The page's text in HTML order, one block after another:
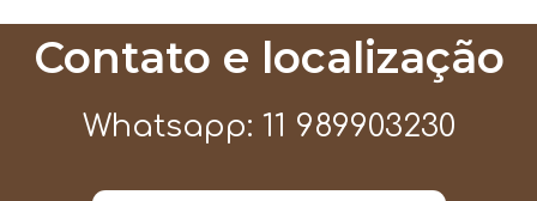
Contato e localização
Whatsapp: 11 989903230